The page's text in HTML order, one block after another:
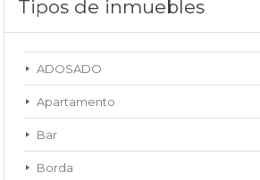
Tipos de inmuebles
ADOSADO
Apartamento
Bar
Borda